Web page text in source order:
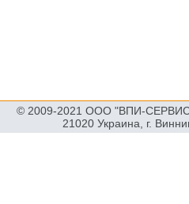
© 2009-2021 ООО "ВПИ-
21020 Украина, г.